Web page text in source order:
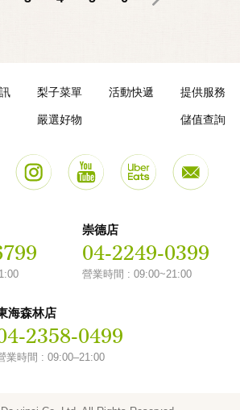
梨子菜單 活動快遞 提供服務
嚴選好物 儲值查詢
崇德店
04-2249-0399
營業時間 : 09:00~21:00
海森林店
2358-0499
業時間 : 09:00–21:00